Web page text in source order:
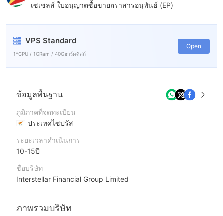
เซเชลส์ ใบอนุญาตซื้อขายตราสารอนุพันธ์ (EP)
VPS Standard
1*CPU / 1GRam / 40Gฮาร์ดดิสก์
Open
ข้อมูลพื้นฐาน
ภูมิภาคที่จดทะเบียน
ประเทศไซปรัส
ระยะเวลาดำเนินการ
10-15ปี
ชื่อบริษัท
Interstellar Financial Group Limited
ชื่อย่อบริษัท
InterStellar
ภาพรวมบริษัท